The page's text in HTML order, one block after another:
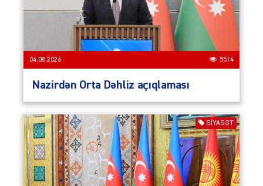
04.08.2026 5514
Nazirdən Orta Dəhliz açıqlaması
SIYASƏT